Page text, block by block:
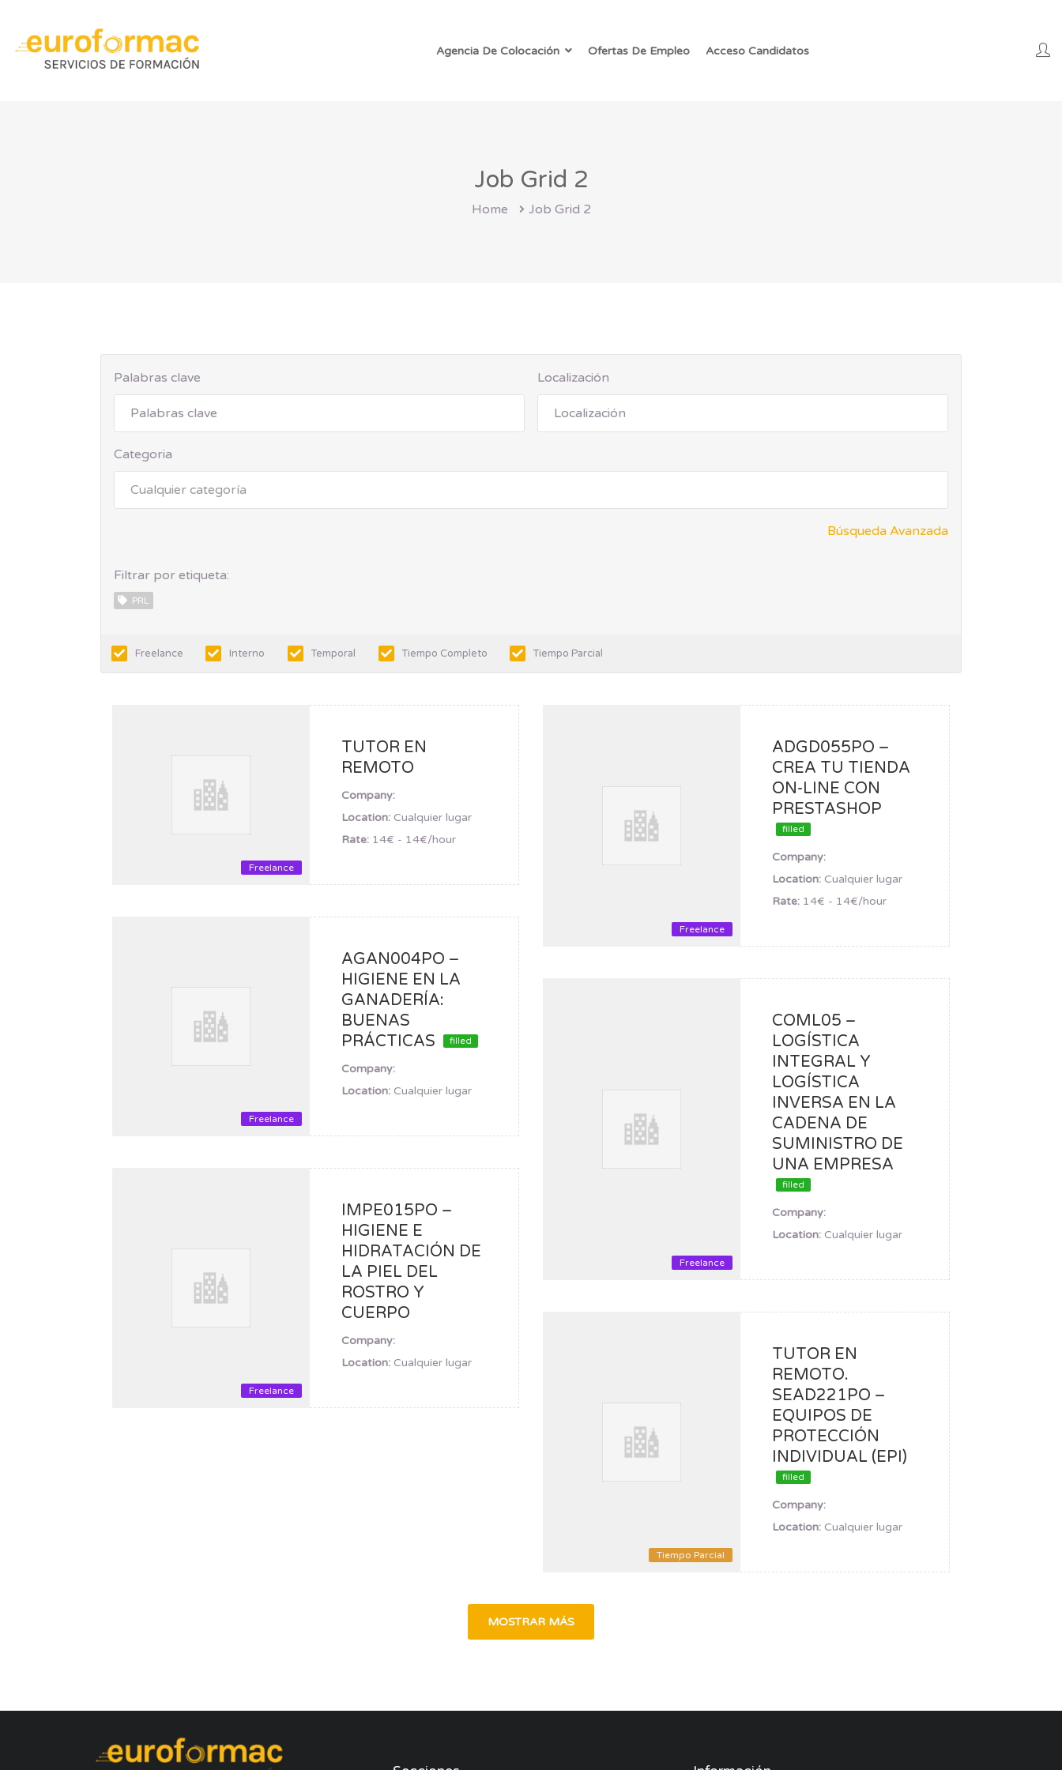
Agencia De Colocación Ofertas De Empleo Acceso Candidatos
Job Grid 2
Home Job Grid 2
Palabras clave Localización
Categoria
Búsqueda Avanzada
Filtrar por etiqueta:
PRL
Freelance Interno Temporal Tiempo Completo Tiempo Parcial
Freelance
TUTOR EN
REMOTO
Company:
Location: Cualquier lugar
Rate: 14€ - 14€/hour
Freelance
ADGD055PO –
CREA TU TIENDA
ON-LINE CON
PRESTASHOP
filled
Company:
Location: Cualquier lugar
Rate: 14€ - 14€/hour
Freelance
AGAN004PO –
HIGIENE EN LA
GANADERÍA:
BUENAS
PRÁCTICAS
filled
Company:
Location: Cualquier lugar
Freelance
COML05 –
LOGÍSTICA
INTEGRAL Y
LOGÍSTICA
INVERSA EN LA
CADENA DE
SUMINISTRO DE
UNA EMPRESA
filled
Company:
Location: Cualquier lugar
Freelance
IMPE015PO –
HIGIENE E
HIDRATACIÓN DE
LA PIEL DEL
ROSTRO Y
CUERPO
Company:
Location: Cualquier lugar
Tiempo Parcial
TUTOR EN
REMOTO.
SEAD221PO –
EQUIPOS DE
PROTECCIÓN
INDIVIDUAL (EPI)
filled
Company:
Location: Cualquier lugar
MOSTRAR MÁS